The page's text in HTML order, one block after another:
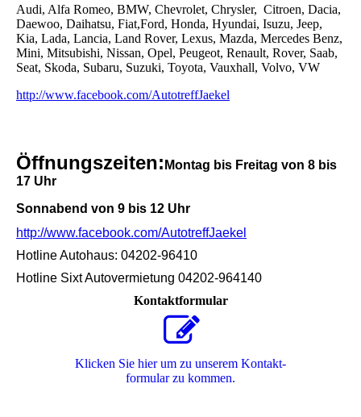
Audi, Alfa Romeo, BMW, Chevrolet, Chrysler, Citroen, Dacia,
Daewoo, Daihatsu, Fiat,Ford, Honda, Hyundai, Isuzu, Jeep,
Kia, Lada, Lancia, Land Rover, Lexus, Mazda, Mercedes Benz,
Mini, Mitsubishi, Nissan, Opel, Peugeot, Renault, Rover, Saab,
Seat, Skoda, Subaru, Suzuki, Toyota, Vauxhall, Volvo, VW
http://www.facebook.com/AutotreffJaekel
Öffnungszeiten: Montag bis Freitag von 8 bis
17 Uhr
Sonnabend von 9 bis 12 Uhr
http://www.facebook.com/AutotreffJaekel
Hotline Autohaus: 04202-96410
Hotline Sixt Autovermietung 04202-964140
Kontaktformular
Klicken Sie hier um zu unserem Kon­takt­
for­mu­lar zu kommen.